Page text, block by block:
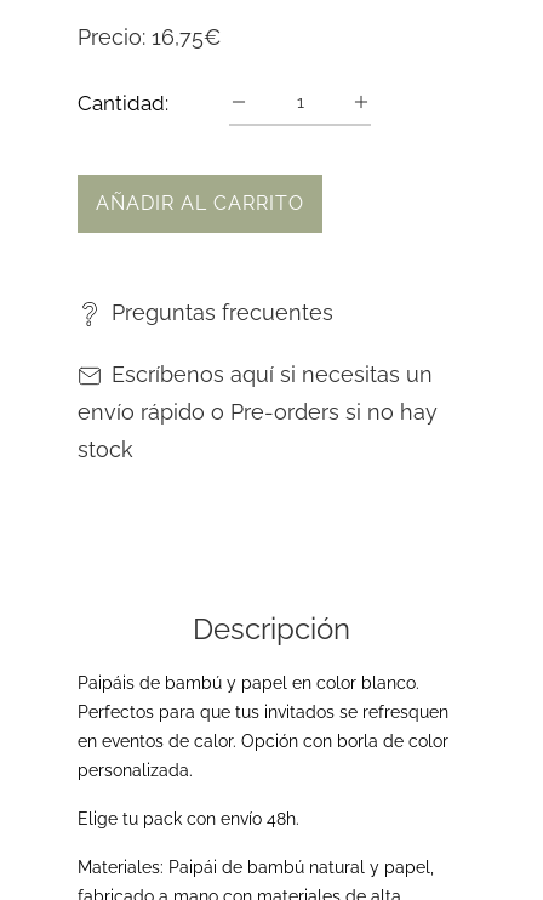
Precio: 16,75€
Cantidad:
AÑADIR AL CARRITO
Preguntas frecuentes
Escríbenos aquí si necesitas un
envío rápido o Pre-orders si no hay
stock
Descripción
Paipáis de bambú y papel en color blanco.
Perfectos para que tus invitados se refresquen
en eventos de calor. Opción con borla de color
personalizada.
Elige tu pack con envío 48h.
Materiales: Paipái de bambú natural y papel,